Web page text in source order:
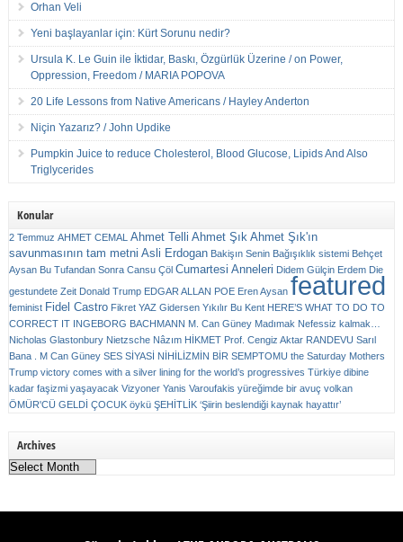
Orhan Veli
Yeni başlayanlar için: Kürt Sorunu nedir?
Ursula K. Le Guin ile İktidar, Baskı, Özgürlük Üzerine / on Power,
Oppression, Freedom / MARIA POPOVA
20 Life Lessons from Native Americans / Hayley Anderton
Niçin Yazarız? / John Updike
Pumpkin Juice to reduce Cholesterol, Blood Glucose, Lipids And Also
Triglycerides
Konular
2 Temmuz AHMET CEMAL Ahmet Telli Ahmet Şık Ahmet Şık'ın
savunmasının tam metni Asli Erdogan Bakişın Senin Bağışıklık sistemi Behçet
Aysan Bu Tufandan Sonra Cansu Çöl Cumartesi Anneleri Didem Gülçin Erdem Die
gestundete Zeit Donald Trump EDGAR ALLAN POE Eren Aysan featured
feminist Fidel Castro Fikret YAZ Gidersen Yıkılır Bu Kent HERE’S WHAT TO DO TO
CORRECT IT INGEBORG BACHMANN M. Can Güney Madımak Nefessiz kalmak…
Nicholas Glastonbury Nietzsche Nâzım HİKMET Prof. Cengiz Aktar RANDEVU Sarıl
Bana . M Can Güney SES SİYASİ NİHİLİZMİN BİR SEMPTOMU the Saturday Mothers
Trump victory comes with a silver lining for the world’s progressives Türkiye dibine
kadar faşizmi yaşayacak Vizyoner Yanis Varoufakis yüreğimde bir avuç volkan
ÖMÜR'CÜ GELDİ ÇOCUK öykü ŞEHİTLİK ‘Şiirin beslendiği kaynak hayattır’
Archives
Archives